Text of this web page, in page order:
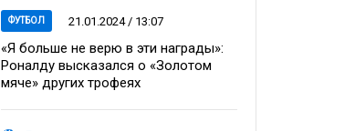
ФУТБОЛ 21.01.2024 / 13:07
«Я больше не верю в эти награды»:
Роналду высказался о «Золотом
мяче» других трофеях